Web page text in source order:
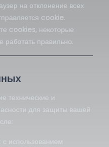
на отклонение всех
cookie.
cookies, некоторые
работать правильно.
технические и
для защиты вашей
использованием